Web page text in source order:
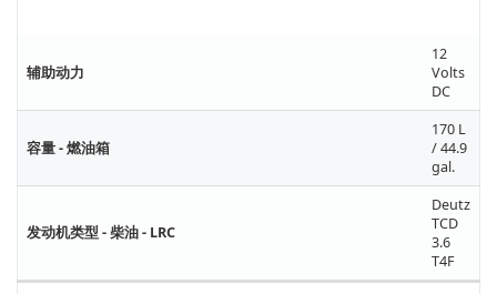
辅助动力
12
Volts
DC
容量 - 燃油箱
170 L
/ 44.9
gal.
发动机类型 - 柴油 - LRC
Deutz
TCD
3.6
T4F